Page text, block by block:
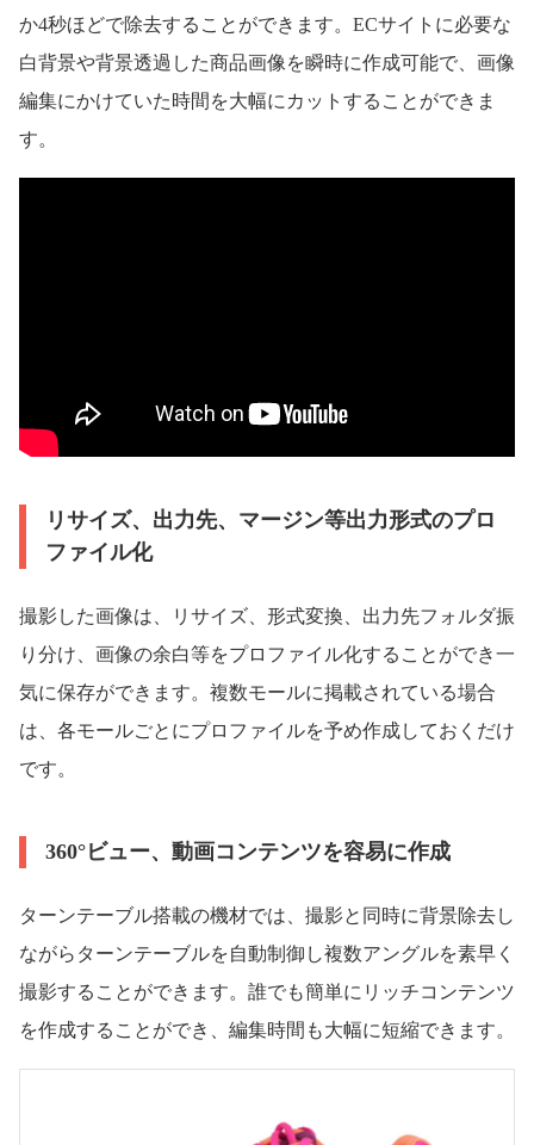
か4秒ほどで除去することができます。ECサイトに必要な
白背景や背景透過した商品画像を瞬時に作成可能で、画像
編集にかけていた時間を大幅にカットすることができま
す。
リサイズ、出力先、マージン等出力形式のプロ
ファイル化
撮影した画像は、リサイズ、形式変換、出力先フォルダ振
り分け、画像の余白等をプロファイル化することができ一
気に保存ができます。複数モールに掲載されている場合
は、各モールごとにプロファイルを予め作成しておくだけ
です。
360°ビュー、動画コンテンツを容易に作成
ターンテーブル搭載の機材では、撮影と同時に背景除去し
ながらターンテーブルを自動制御し複数アングルを素早く
撮影することができます。誰でも簡単にリッチコンテンツ
を作成することができ、編集時間も大幅に短縮できます。